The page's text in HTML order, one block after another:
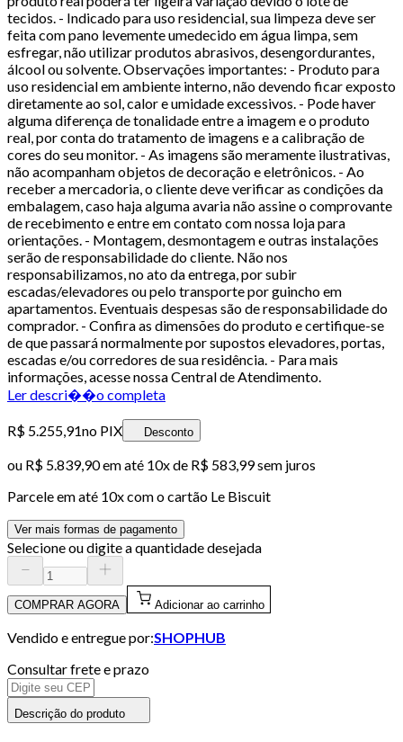
tecidos. - Indicado para uso residencial, sua limpeza deve ser
feita com pano levemente umedecido em água limpa, sem
esfregar, não utilizar produtos abrasivos, desengordurantes,
álcool ou solvente. Observações importantes: - Produto para
uso residencial em ambiente interno, não devendo ficar exposto
diretamente ao sol, calor e umidade excessivos. - Pode haver
alguma diferença de tonalidade entre a imagem e o produto
real, por conta do tratamento de imagens e a calibração de
cores do seu monitor. - As imagens são meramente ilustrativas,
não acompanham objetos de decoração e eletrônicos. - Ao
receber a mercadoria, o cliente deve verificar as condições da
embalagem, caso haja alguma avaria não assine o comprovante
de recebimento e entre em contato com nossa loja para
orientações. - Montagem, desmontagem e outras instalações
serão de responsabilidade do cliente. Não nos
responsabilizamos, no ato da entrega, por subir
escadas/elevadores ou pelo transporte por guincho em
apartamentos. Eventuais despesas são de responsabilidade do
comprador. - Confira as dimensões do produto e certifique-se
de que passará normalmente por supostos elevadores, portas,
escadas e/ou corredores de sua residência. - Para mais
informações, acesse nossa Central de Atendimento.
Ler descri��o completa
R$ 5.255,91no PIX Desconto
ou R$ 5.839,90em até 10x de R$ 583,99 sem juros
Parcele em até 10x com o cartão Le Biscuit
Ver mais formas de pagamento
Selecione ou digite a quantidade desejada
COMPRAR AGORA Adicionar ao carrinho
Vendido e entregue por:SHOPHUB
Consultar frete e prazo
Descrição do produto